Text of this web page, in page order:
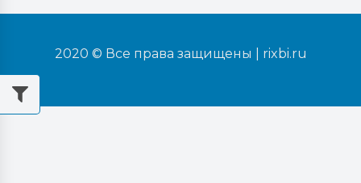
2020 © Все права защищены | rixbi.ru